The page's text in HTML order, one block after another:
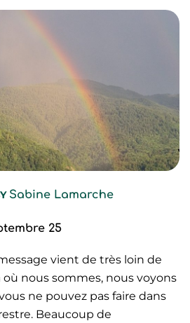
Sabine Lamarche
25
vient de très loin de
nous sommes, nous voyons
ne pouvez pas faire dans
Beaucoup de